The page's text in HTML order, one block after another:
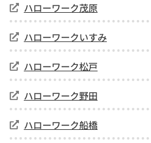
ハローワーク茂原
ハローワークいすみ
ハローワーク松戸
ハローワーク野田
ハローワーク船橋